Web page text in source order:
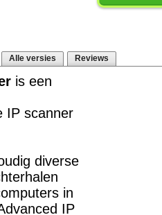
Alle versies Reviews
is een
IP scanner
diverse
in
IP